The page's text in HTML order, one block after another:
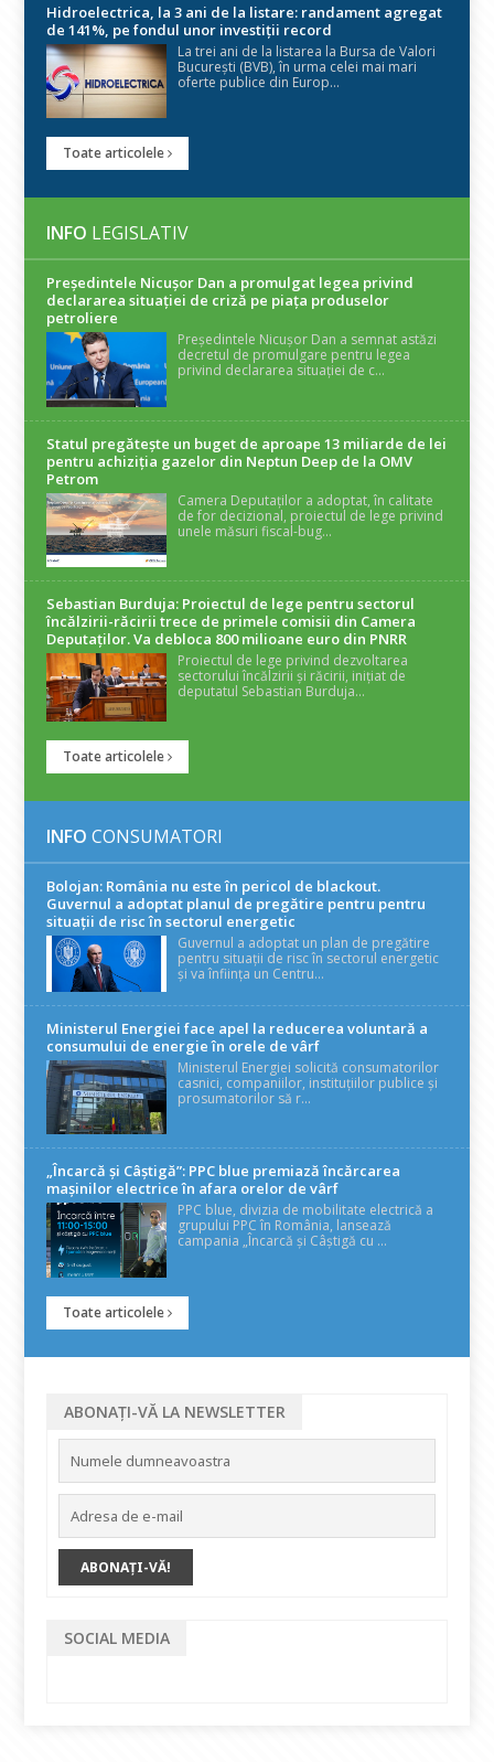
Hidroelectrica, la 3 ani de la listare: randament agregat
de 141%, pe fondul unor investiții record
La trei ani de la listarea la Bursa de Valori
București (BVB), în urma celei mai mari
oferte publice din Europ...
Toate articolele
INFO LEGISLATIV
Președintele Nicuşor Dan a promulgat legea privind
declararea situaţiei de criză pe piaţa produselor
petroliere
Președintele Nicușor Dan a semnat astăzi
decretul de promulgare pentru legea
privind declararea situației de c...
Statul pregătește un buget de aproape 13 miliarde de lei
pentru achiziția gazelor din Neptun Deep de la OMV
Petrom
Camera Deputaților a adoptat, în calitate
de for decizional, proiectul de lege privind
unele măsuri fiscal-bug...
Sebastian Burduja: Proiectul de lege pentru sectorul
încălzirii-răcirii trece de primele comisii din Camera
Deputaților. Va debloca 800 milioane euro din PNRR
Proiectul de lege privind dezvoltarea
sectorului încălzirii și răcirii, inițiat de
deputatul Sebastian Burduja...
Toate articolele
INFO CONSUMATORI
Bolojan: România nu este în pericol de blackout.
Guvernul a adoptat planul de pregătire pentru pentru
situații de risc în sectorul energetic
Guvernul a adoptat un plan de pregătire
pentru situații de risc în sectorul energetic
și va înființa un Centru...
Ministerul Energiei face apel la reducerea voluntară a
consumului de energie în orele de vârf
Ministerul Energiei solicită consumatorilor
casnici, companiilor, instituțiilor publice și
prosumatorilor să r...
„Încarcă și Câștigă”: PPC blue premiază încărcarea
mașinilor electrice în afara orelor de vârf
PPC blue, divizia de mobilitate electrică a
grupului PPC în România, lansează
campania „Încarcă și Câștigă cu ...
Toate articolele
ABONAȚI-VĂ LA NEWSLETTER
SOCIAL MEDIA